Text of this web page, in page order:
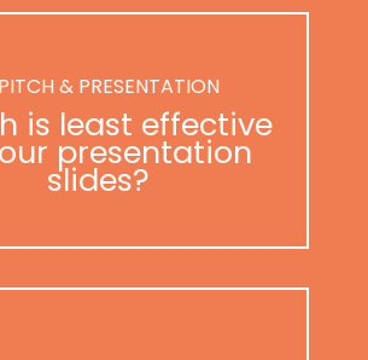
& PRESENTATION
is least effective
presentation
slides?